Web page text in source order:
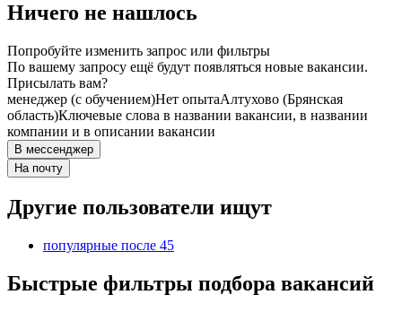
Ничего не нашлось
Попробуйте изменить запрос или фильтры
По вашему запросу ещё будут появляться новые вакансии.
Присылать вам?
менеджер (с обучением)Нет опытаАлтухово (Брянская
область)Ключевые слова в названии вакансии, в названии
компании и в описании вакансии
В мессенджер
На почту
Другие пользователи ищут
популярные после 45
Быстрые фильтры подбора вакансий